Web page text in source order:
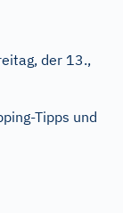
der 13.,
Tipps und